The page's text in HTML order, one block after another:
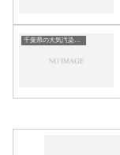
千葉県の大気汚染・PM2.5・黄砂・エアロゾルの数値